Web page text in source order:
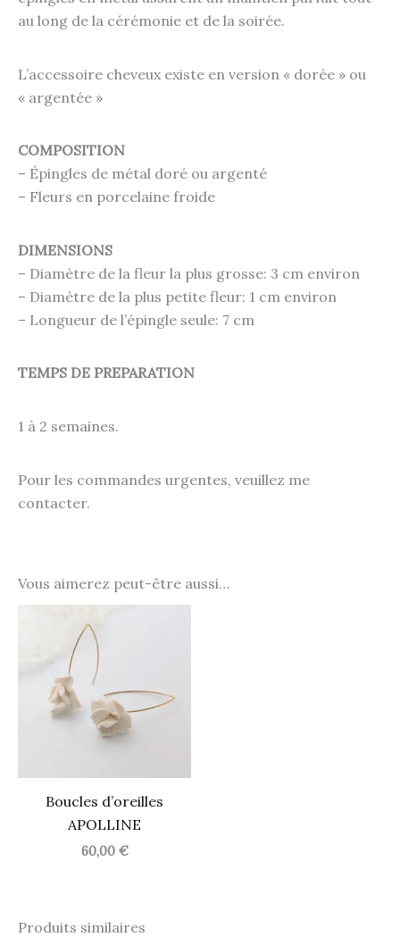
au long de la cérémonie et de la soirée.
L’accessoire cheveux existe en version « dorée » ou
« argentée »
COMPOSITION
– Épingles de métal doré ou argenté
– Fleurs en porcelaine froide
DIMENSIONS
– Diamètre de la fleur la plus grosse: 3 cm environ
– Diamètre de la plus petite fleur: 1 cm environ
– Longueur de l’épingle seule: 7 cm
TEMPS DE PREPARATION
1 à 2 semaines.
Pour les commandes urgentes, veuillez me
contacter.
Vous aimerez peut-être aussi…
Boucles d’oreilles
APOLLINE
60,00 €
Produits similaires